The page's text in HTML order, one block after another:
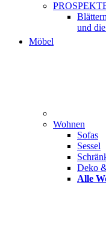
und
Möbel
Wohnen
Sofas
Sessel
Deko
Alle